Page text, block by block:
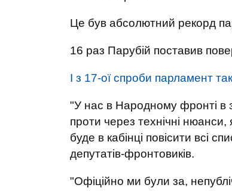
Це був абсолютний рекорд
16 раз Парубій поставив
І з 17-ої спроби парламент
"У нас в Народному фронті в
проти через технічні
буде в кабінці повісити всі
депутатів-фронтовиків.
"Офіційно ми були за,